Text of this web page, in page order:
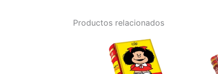
Productos relacionados